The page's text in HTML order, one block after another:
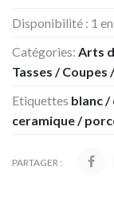
Disponibilité : 1
Catégories: Arts
Tasses / Coupes
Etiquettes blanc /
ceramique /
PARTAGER :